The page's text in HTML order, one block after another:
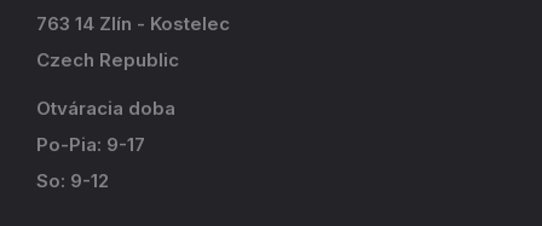
763 14 Zlín - Kostelec
Czech Republic
Otváracia doba
Po-Pia: 9-17
So: 9-12